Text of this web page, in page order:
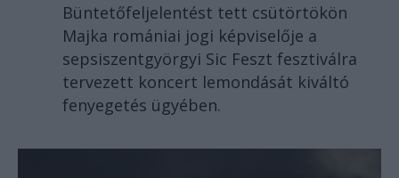
Büntetőfeljelentést tett csütörtökön
Majka romániai jogi képviselője a
sepsiszentgyörgyi Sic Feszt fesztiválra
tervezett koncert lemondását kiváltó
fenyegetés ügyében.